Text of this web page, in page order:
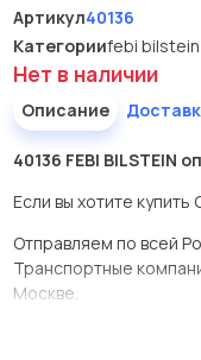
Артикул40136
Категорииfebi bilstein
Нет в наличии
Описание
40136 FEBI BILSTEIN
Если вы хотите
Отправляем по всей
Транспортные
Москве.
Эта запчасть